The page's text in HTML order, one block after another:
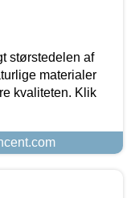
størstedelen af
materialer
kvaliteten. Klik